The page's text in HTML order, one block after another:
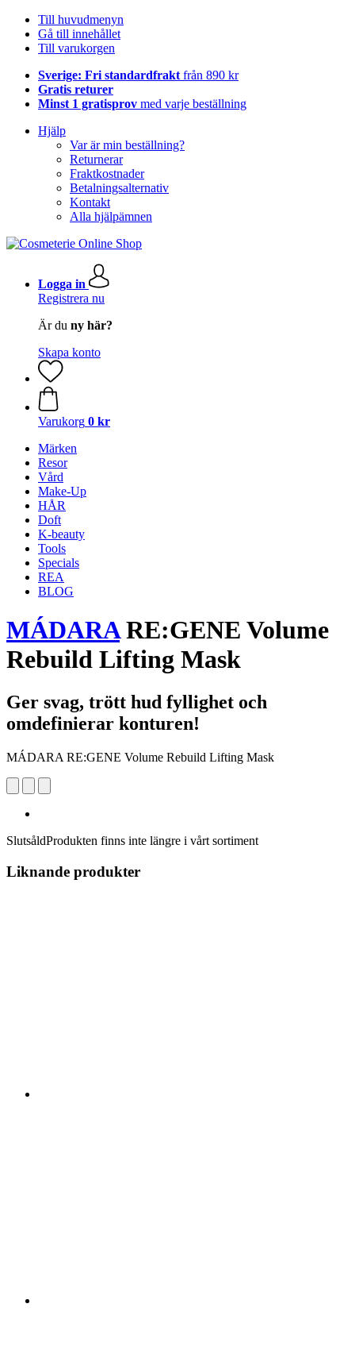
Till huvudmenyn
Gå till innehållet
Till varukorgen
Sverige: Fri standardfrakt från 890 kr
Gratis returer
Minst 1 gratisprov med varje beställning
Hjälp
Var är min beställning?
Returnerar
Fraktkostnader
Betalningsalternativ
Kontakt
Alla hjälpämnen
Logga in
Registrera nu
Är du ny här?
Skapa konto
Varukorg 0 kr
Märken
Resor
Vård
Make-Up
HÅR
Doft
K-beauty
Tools
Specials
REA
BLOG
MÁDARARE:GENE Volume
Rebuild Lifting Mask
Ger svag, trött hud fyllighet och
omdefinierar konturen!
MÁDARA RE:GENE Volume Rebuild Lifting Mask
SlutsåldProdukten finns inte längre i vårt sortiment
Liknande produkter